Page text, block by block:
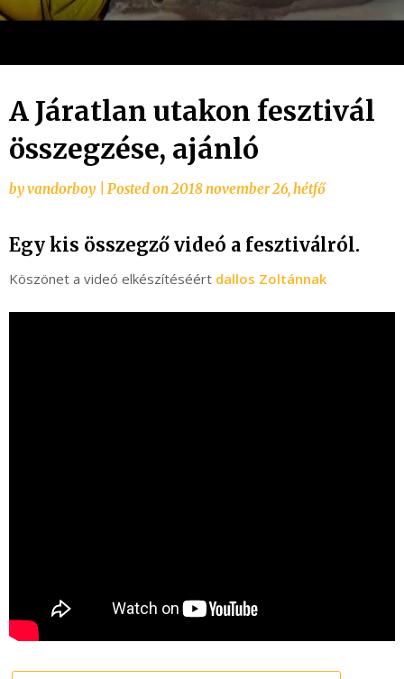
A Járatlan utakon fesztivál
összegzése, ajánló
byvandorboy Posted on2018 november 26, hétfő
Egy kis összegző videó a fesztiválról.
Köszönet a videó elkészítéséért dallos Zoltánnak